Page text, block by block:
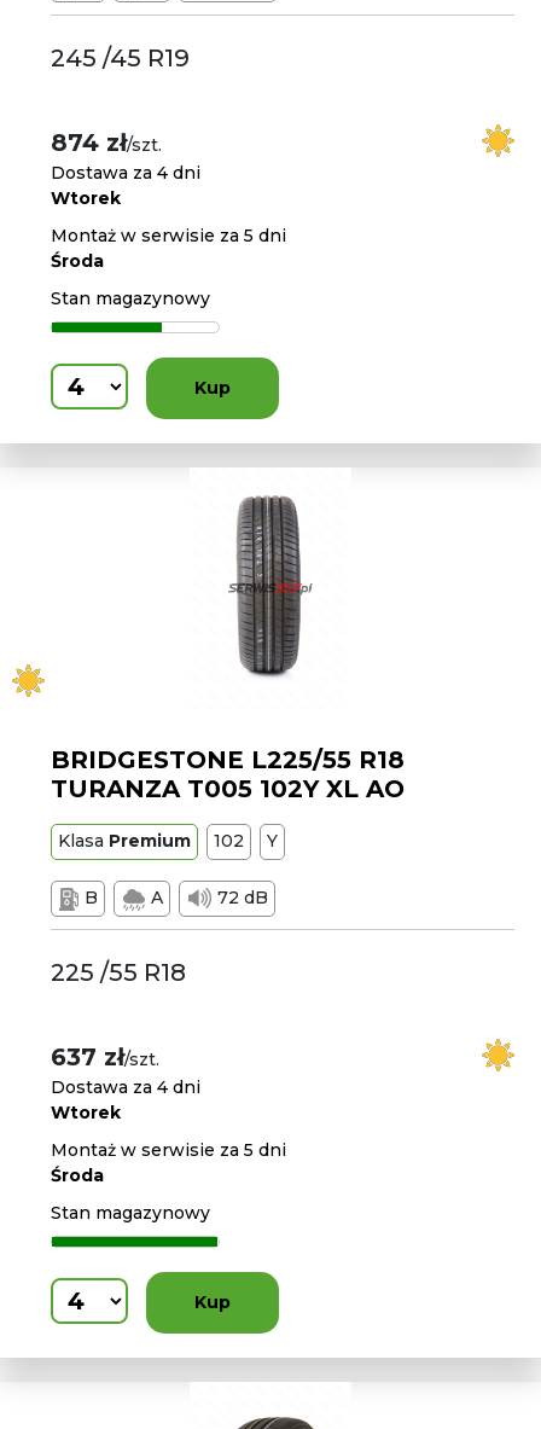
245 /45 R19
874 zł/szt.
Dostawa za 4 dni
Wtorek
Montaż w serwisie za 5 dni
Środa
Stan magazynowy
Kup
BRIDGESTONE L225/55 R18
TURANZA T005 102Y XL AO
Klasa Premium 102 Y
B A 72 dB
225 /55 R18
637 zł/szt.
Dostawa za 4 dni
Wtorek
Montaż w serwisie za 5 dni
Środa
Stan magazynowy
Kup